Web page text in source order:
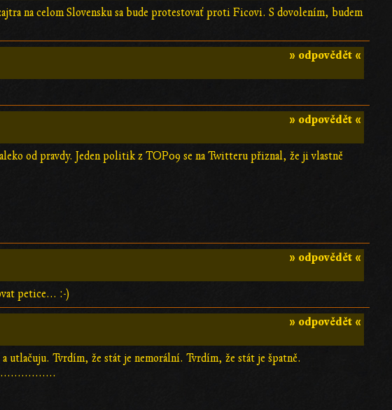
na celom Slovensku sa bude protestovať proti Ficovi. S dovolením, budem
» odpovědět «
» odpovědět «
od pravdy. Jeden politik z TOP09 se na Twitteru přiznal, že ji vlastně
» odpovědět «
petice... :-)
» odpovědět «
utlačuju. Tvrdím, že stát je nemorální. Tvrdím, že stát je špatně.